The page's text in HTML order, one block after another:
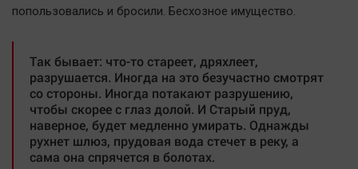
Блогеркуль
Вирус чтения
Вкусное
Гороскоп
Дети
ЖКХ
попользовались и бросили. Бесхозное имущество.
Так бывает: что-то стареет, дряхлеет,
разрушается. Иногда на это безучастно смотрят
со стороны. Иногда потакают разрушению,
чтобы скорее с глаз долой. И Старый пруд,
наверное, будет медленно умирать. Однажды
рухнет шлюз, прудовая вода стечет в реку, а
сама она спрячется в болотах.